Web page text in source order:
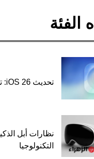
الفئة
تحديث iOS 26: تجربة تصوير مبتكرة
نظارات أبل
التكنولوجيا